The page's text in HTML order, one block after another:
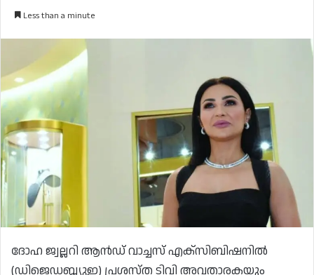
Less than a minute
ദോഹ ജ്വല്ലറി ആൻഡ് വാച്ചസ് എക്‌സിബിഷനിൽ
(ഡിജെഡബ്ല്യുഇ) പ്രശസ്ത ടിവി അവതാരകയും